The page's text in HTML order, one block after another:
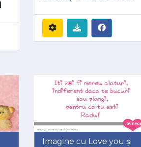
Imagine cu Love you și